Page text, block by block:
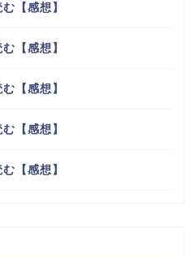
【感想】
【感想】
【感想】
【感想】
【感想】